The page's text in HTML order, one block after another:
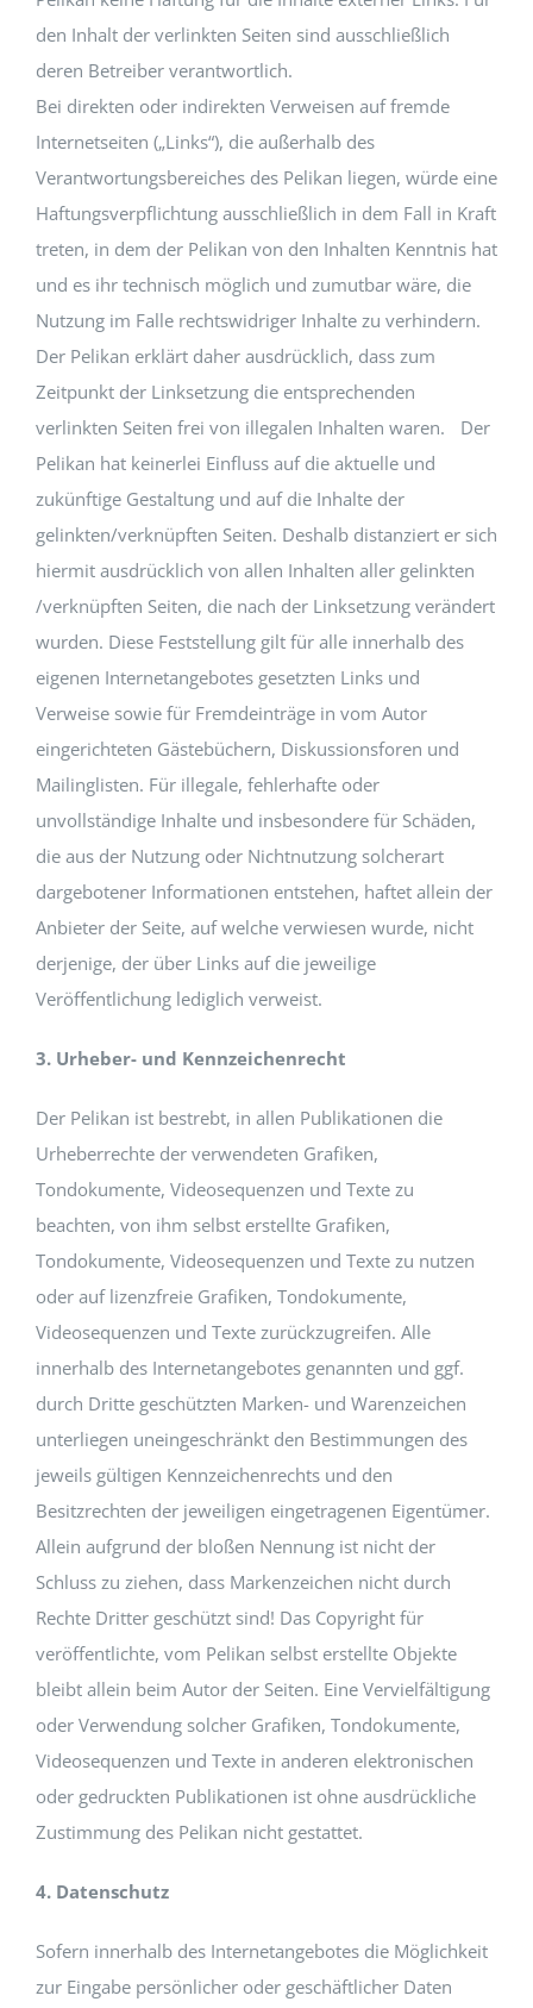
den Inhalt der verlinkten Seiten sind ausschließlich
deren Betreiber verantwortlich.
Bei direkten oder indirekten Verweisen auf fremde
Internetseiten („Links“), die außerhalb des
Verantwortungsbereiches des Pelikan liegen, würde eine
Haftungsverpflichtung ausschließlich in dem Fall in Kraft
treten, in dem der Pelikan von den Inhalten Kenntnis hat
und es ihr technisch möglich und zumutbar wäre, die
Nutzung im Falle rechtswidriger Inhalte zu verhindern.
Der Pelikan erklärt daher ausdrücklich, dass zum
Zeitpunkt der Linksetzung die entsprechenden
verlinkten Seiten frei von illegalen Inhalten waren. Der
Pelikan hat keinerlei Einfluss auf die aktuelle und
zukünftige Gestaltung und auf die Inhalte der
gelinkten/verknüpften Seiten. Deshalb distanziert er sich
hiermit ausdrücklich von allen Inhalten aller gelinkten
/verknüpften Seiten, die nach der Linksetzung verändert
wurden. Diese Feststellung gilt für alle innerhalb des
eigenen Internetangebotes gesetzten Links und
Verweise sowie für Fremdeinträge in vom Autor
eingerichteten Gästebüchern, Diskussionsforen und
Mailinglisten. Für illegale, fehlerhafte oder
unvollständige Inhalte und insbesondere für Schäden,
die aus der Nutzung oder Nichtnutzung solcherart
dargebotener Informationen entstehen, haftet allein der
Anbieter der Seite, auf welche verwiesen wurde, nicht
derjenige, der über Links auf die jeweilige
Veröffentlichung lediglich verweist.
3. Urheber- und Kennzeichenrecht
Der Pelikan ist bestrebt, in allen Publikationen die
Urheberrechte der verwendeten Grafiken,
Tondokumente, Videosequenzen und Texte zu
beachten, von ihm selbst erstellte Grafiken,
Tondokumente, Videosequenzen und Texte zu nutzen
oder auf lizenzfreie Grafiken, Tondokumente,
Videosequenzen und Texte zurückzugreifen. Alle
innerhalb des Internetangebotes genannten und ggf.
durch Dritte geschützten Marken- und Warenzeichen
unterliegen uneingeschränkt den Bestimmungen des
jeweils gültigen Kennzeichenrechts und den
Besitzrechten der jeweiligen eingetragenen Eigentümer.
Allein aufgrund der bloßen Nennung ist nicht der
Schluss zu ziehen, dass Markenzeichen nicht durch
Rechte Dritter geschützt sind! Das Copyright für
veröffentlichte, vom Pelikan selbst erstellte Objekte
bleibt allein beim Autor der Seiten. Eine Vervielfältigung
oder Verwendung solcher Grafiken, Tondokumente,
Videosequenzen und Texte in anderen elektronischen
oder gedruckten Publikationen ist ohne ausdrückliche
Zustimmung des Pelikan nicht gestattet.
4. Datenschutz
Sofern innerhalb des Internetangebotes die Möglichkeit
zur Eingabe persönlicher oder geschäftlicher Daten